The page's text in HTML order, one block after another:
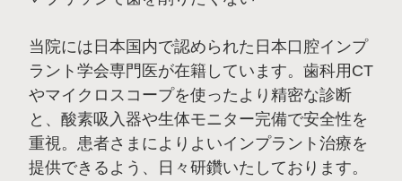
当院には日本国内で認められた日本口腔インプ
ラント学会専門医が在籍しています。歯科用CT
やマイクロスコープを使ったより精密な診断
と、酸素吸入器や生体モニター完備で安全性を
重視。患者さまによりよいインプラント治療を
提供できるよう、日々研鑽いたしております。